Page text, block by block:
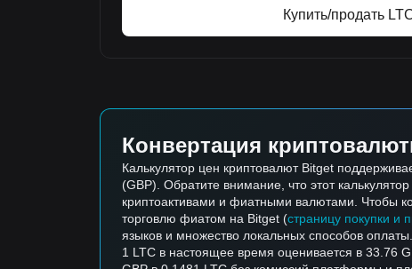
Купить/продать
Конвертация
Калькулятор цен криптовалют Bitget
(GBP). Обратите внимание, что этот
криптоактивами и фиатными валютами. Чтобы
торговлю фиатом на Bitget (страницу покупки и
языков и множество локальных способов
1 LTC в настоящее время оценивается в 33.76